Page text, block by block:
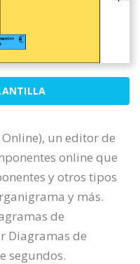
un editor de
online que
y otros tipos
y más.
de
Diagramas de
segundos.